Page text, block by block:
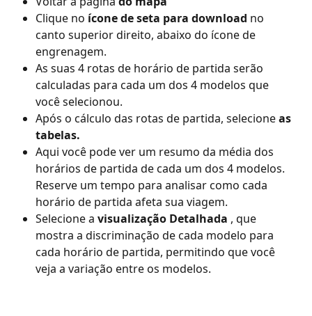
Clique no ícone de seta para download no
canto superior direito, abaixo do ícone de
engrenagem.
As suas 4 rotas de horário de partida serão
calculadas para cada um dos 4 modelos que
você selecionou.
Após o cálculo das rotas de partida, selecione as
tabelas.
Aqui você pode ver um resumo da média dos
horários de partida de cada um dos 4 modelos.
Reserve um tempo para analisar como cada
horário de partida afeta sua viagem.
Selecione a visualização Detalhada , que
mostra a discriminação de cada modelo para
cada horário de partida, permitindo que você
veja a variação entre os modelos.